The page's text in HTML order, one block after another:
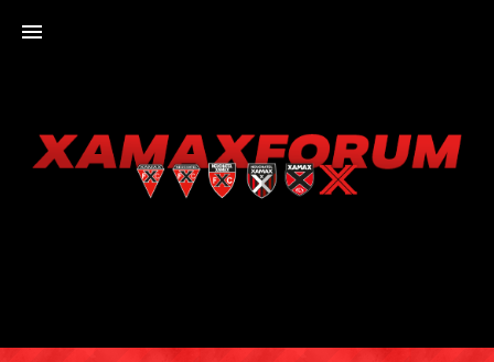
XAMAXFORUM